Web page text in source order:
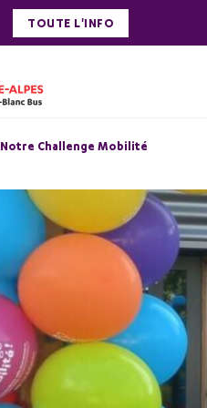
TOUTE L'INFO
Notre Challenge Mobilité